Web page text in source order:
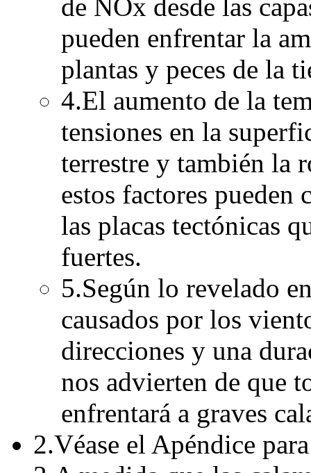
de NOx desde las
pueden enfrentar la
plantas y peces de la
4.El aumento de la
tensiones en la
terrestre y también la
estos factores pueden
las placas tectónicas
fuertes.
5.Según lo revelado
causados por los
direcciones y una
nos advierten de que
enfrentará a graves
2.Véase el Apéndice